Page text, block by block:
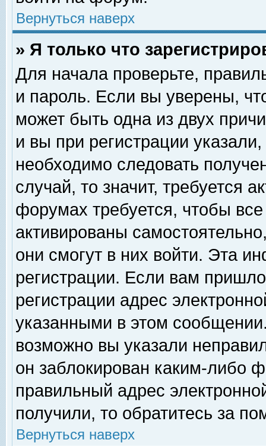
Вернуться наверх
» Я только что
Для начала проверьте,
и пароль. Если вы уверены,
может быть одна из двух
и вы при регистрации
необходимо следовать
случай, то значит, требуется
форумах требуется, чтобы
активированы
они смогут в них войти. Эта
регистрации. Если вам
регистрации адрес
указанными в этом
возможно вы указали
он заблокирован каким-либо
правильный адрес
получили, то обратитесь за
Вернуться наверх